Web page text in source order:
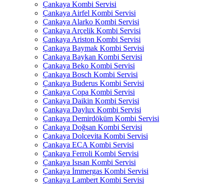
Çankaya Kombi Servisi
Çankaya Airfel Kombi Servisi
Çankaya Alarko Kombi Servisi
Çankaya Arçelik Kombi Servisi
Çankaya Ariston Kombi Servisi
Çankaya Baymak Kombi Servisi
Çankaya Baykan Kombi Servisi
Çankaya Beko Kombi Servisi
Çankaya Bosch Kombi Servisi
Çankaya Buderus Kombi Servisi
Çankaya Copa Kombi Servisi
Çankaya Daikin Kombi Servisi
Çankaya Daylux Kombi Servisi
Çankaya Demirdöküm Kombi Servisi
Çankaya Doğsan Kombi Servisi
Çankaya Dolcevita Kombi Servisi
Çankaya ECA Kombi Servisi
Çankaya Ferroli Kombi Servisi
Çankaya Isısan Kombi Servisi
Çankaya İmmergas Kombi Servisi
Çankaya Lambert Kombi Servisi